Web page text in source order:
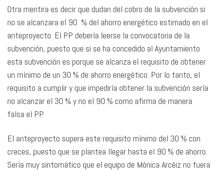
Otra mentira es decir que dudan del cobro de la subvención si
no se alcanzara el 90 % del ahorro energético estimado en el
anteproyecto. El PP debería leerse la convocatoria de la
subvención, puesto que si se ha concedido al Ayuntamiento
esta subvención es porque se alcanza el requisito de obtener
un mínimo de un 30 % de ahorro energético. Por lo tanto, el
requisito a cumplir y que impediría obtener la subvención sería
no alcanzar el 30 % y no el 90 % como afirma de manera
falsa el PP.
El anteproyecto supera este requisito mínimo del 30 % con
creces, puesto que se plantea llegar hasta el 90 % de ahorro.
Sería muy sintomático que el equipo de Mónica Arcéiz no fuera